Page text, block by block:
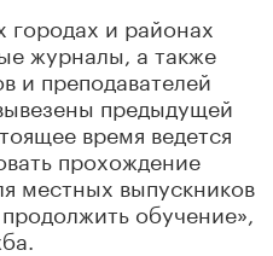
городах и районах
журналы, а также
и преподавателей
предыдущей
время ведется
прохождение
местных выпускников
обучение»,